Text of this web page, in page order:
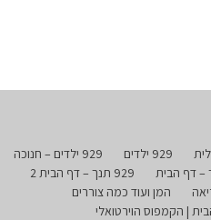
929 ילדים
929 ילדים – חנוכה
929 תנך – דף הבית 2
המן ועוד כמה צוררים
| הקמפוס הוירטואלי